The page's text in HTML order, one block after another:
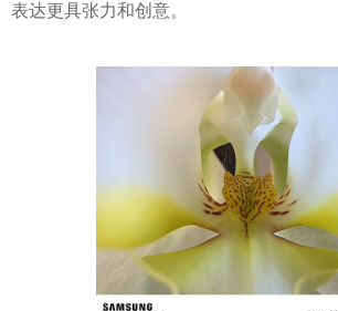
表达更具张力和创意。